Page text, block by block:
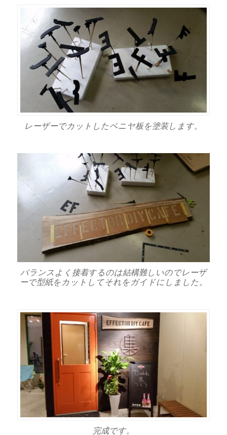
レーザーでカットしたベニヤ板を塗装します。
バランスよく接着するのは結構難しいのでレーザ
ーで型紙をカットしてそれをガイドにしました。
完成です。